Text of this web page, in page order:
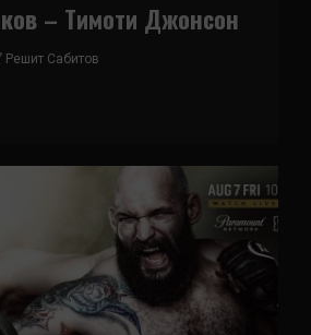
– Тимоти Джонсон
Решит Сабитов